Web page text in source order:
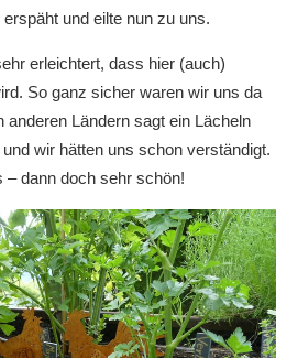
und eilte nun zu uns.
erleichtert, dass hier (auch)
So ganz sicher waren wir uns da
anderen Ländern sagt ein Lächeln
wir hätten uns schon verständigt.
dann doch sehr schön!